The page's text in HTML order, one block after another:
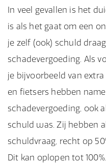
In veel gevallen is het
is als het gaat om een
je zelf (ook) schuld
schadevergoeding. Als
je bijvoorbeeld van
en fietsers hebben
schadevergoeding, ook
schuld was. Zij hebben
schuldvraag, recht op
Dit kan oplopen tot